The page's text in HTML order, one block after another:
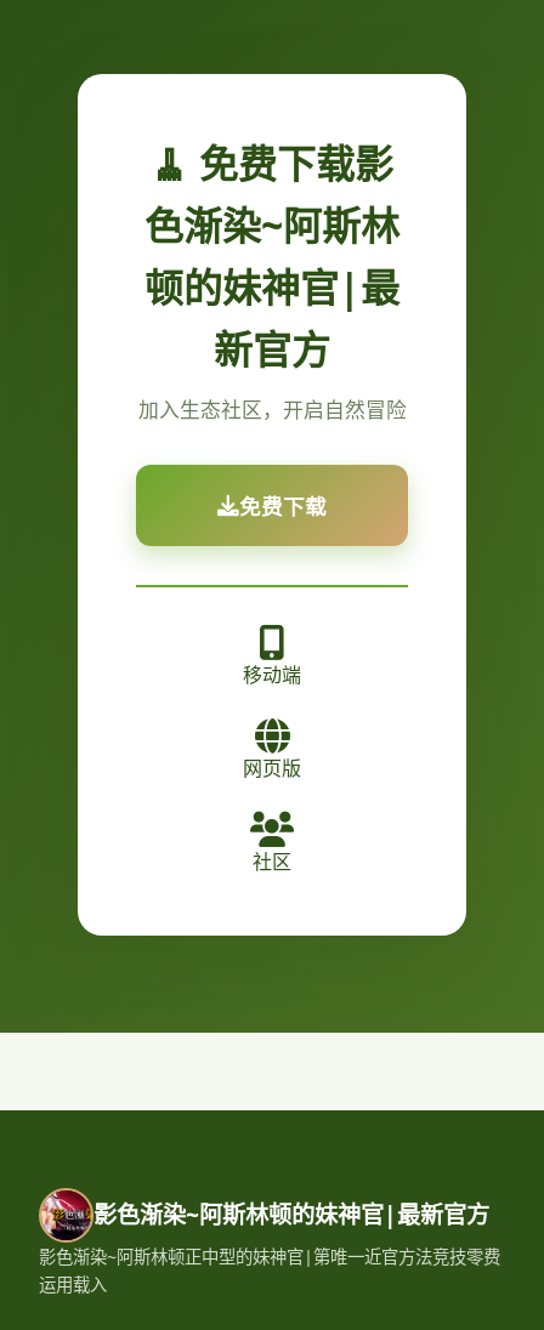
🧹 免费下载影
色渐染~阿斯林
顿的妹神官|最
新官方
加入生态社区，开启自然冒险
免费下载
移动端
网页版
社区
影色渐染~阿斯林顿的妹神官|最新官方
影色渐染~阿斯林顿正中型的妹神官|第唯一近官方法竞技零费
运用载入